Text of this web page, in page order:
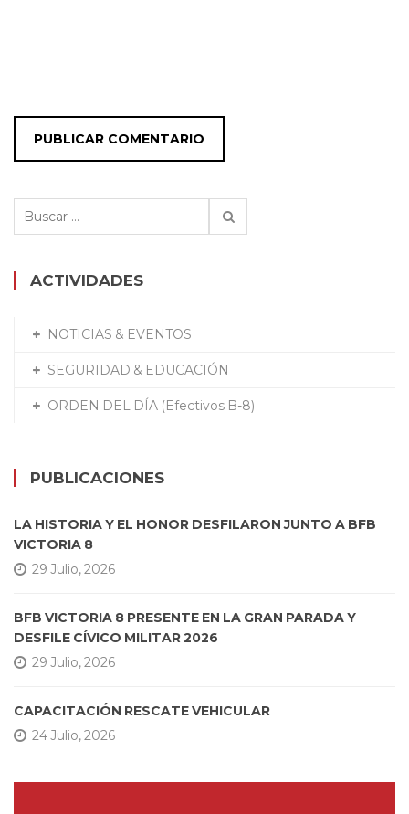
ACTIVIDADES
NOTICIAS & EVENTOS
SEGURIDAD & EDUCACIÓN
ORDEN DEL DÍA (Efectivos B-8)
PUBLICACIONES
LA HISTORIA Y EL HONOR DESFILARON JUNTO A BFB
VICTORIA 8
29 Julio, 2026
BFB VICTORIA 8 PRESENTE EN LA GRAN PARADA Y
DESFILE CÍVICO MILITAR 2026
29 Julio, 2026
CAPACITACIÓN RESCATE VEHICULAR
24 Julio, 2026